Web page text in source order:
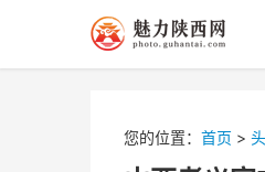
您的位置： 首页 >